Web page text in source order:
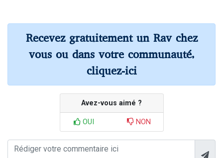
Recevez gratuitement un Rav chez
vous ou dans votre communauté,
cliquez-ici
Avez-vous aimé ?
OUI NON